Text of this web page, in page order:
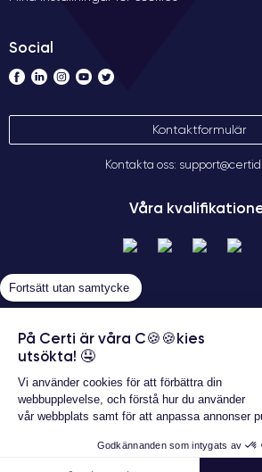
Garanterat 24
Lägg i
Social
Kontaktformulär
Kontakta oss:
Våra
Fortsätt utan samtycke
På Certi är våra C🍪🍪kies
utsökta! 🤤
Vi använder cookies för att förbättra din
webbupplevelse, och förstå hur du använder
vår webbplats samt för att anpassa annonser
Godkännanden som intygats av